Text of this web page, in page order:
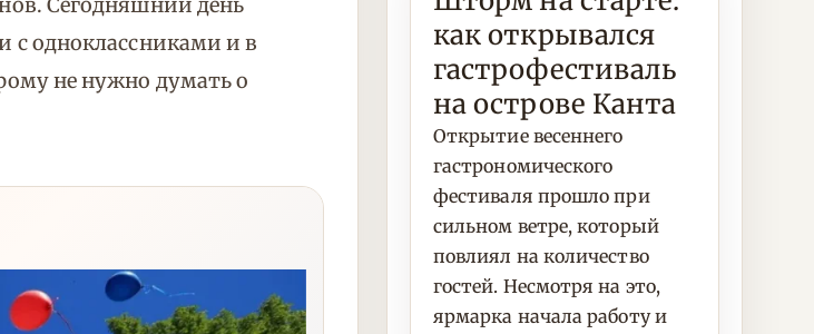
Сегодняшний день
с одноклассниками и в
не нужно думать о
как открывался
гастрофестиваль
на острове Канта
Открытие весеннего
гастрономического
фестиваля прошло при
сильном ветре, который
повлиял на количество
гостей. Несмотря на это,
ярмарка начала работу и